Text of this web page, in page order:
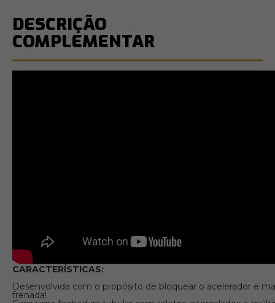
DESCRIÇÃO
COMPLEMENTAR
CARACTERÍSTICAS:
Desenvolvida com o propósito de bloquear o acelerador e
frenada!